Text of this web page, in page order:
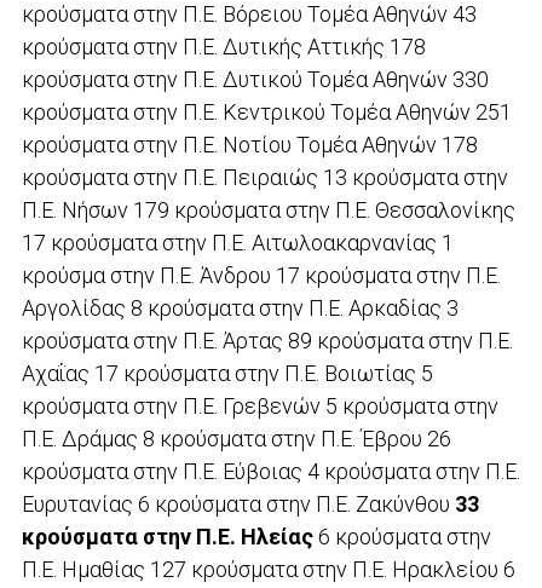
κρούσματα στην Π.Ε. Βόρειου Τομέα Αθηνών 43
κρούσματα στην Π.Ε. Δυτικής Αττικής 178
κρούσματα στην Π.Ε. Δυτικού Τομέα Αθηνών 330
κρούσματα στην Π.Ε. Κεντρικού Τομέα Αθηνών 251
κρούσματα στην Π.Ε. Νοτίου Τομέα Αθηνών 178
κρούσματα στην Π.Ε. Πειραιώς 13 κρούσματα στην
Π.Ε. Νήσων 179 κρούσματα στην Π.Ε. Θεσσαλονίκης
17 κρούσματα στην Π.Ε. Αιτωλοακαρνανίας 1
κρούσμα στην Π.Ε. Άνδρου 17 κρούσματα στην Π.Ε.
Αργολίδας 8 κρούσματα στην Π.Ε. Αρκαδίας 3
κρούσματα στην Π.Ε. Άρτας 89 κρούσματα στην Π.Ε.
Αχαΐας 17 κρούσματα στην Π.Ε. Βοιωτίας 5
κρούσματα στην Π.Ε. Γρεβενών 5 κρούσματα στην
Π.Ε. Δράμας 8 κρούσματα στην Π.Ε. Έβρου 26
κρούσματα στην Π.Ε. Εύβοιας 4 κρούσματα στην Π.Ε.
Ευρυτανίας 6 κρούσματα στην Π.Ε. Ζακύνθου 33
κρούσματα στην Π.Ε. Ηλείας6 κρούσματα στην
Π.Ε. Ημαθίας 127 κρούσματα στην Π.Ε. Ηρακλείου 6